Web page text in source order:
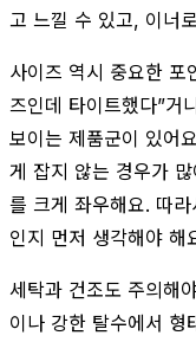
고 느낄 수 있고, 이너
사이즈 역시 중요한 포
즈인데 타이트했다”거
보이는 제품군이 있어
게 잡지 않는 경우가
를 크게 좌우해요. 따
인지 먼저 생각해야 해
세탁과 건조도 주의해
이나 강한 탈수에서 형